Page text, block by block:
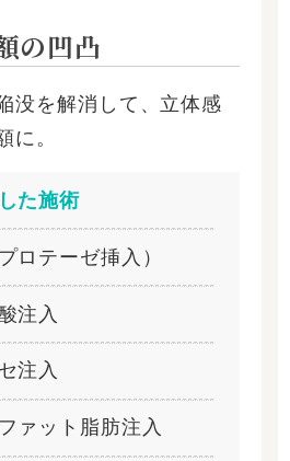
の凹凸
没を解消して、立体感
に。
た施術
ロテーゼ挿入）
注入
注入
ァット脂肪注入